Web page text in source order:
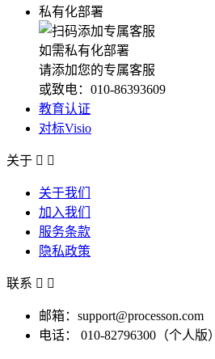
私有化部署
如需私有化部署
请添加您的专属客服
或致电：010-86393609
教育认证
对标Visio
关于  
关于我们
加入我们
服务条款
隐私政策
联系  
邮箱：support@processon.com
电话：
010-82796300（个人版）